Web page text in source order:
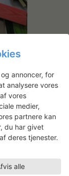
til
kunne
annoncer, for
analysere vores
vores
medier,
partnere kan
du har givet
deres tjenester.
alle